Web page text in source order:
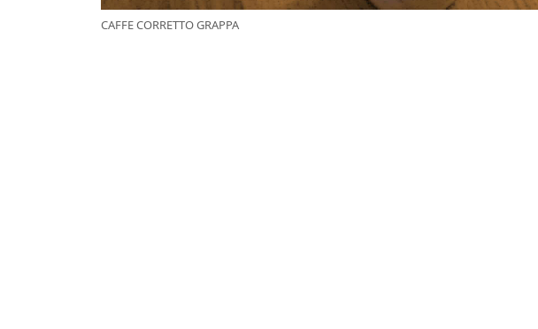
CAFFE CORRETTO GRAPPA